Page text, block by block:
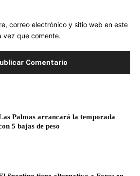
correo electrónico y sitio web en este
vez que comente.
Palmas arrancará la temporada
5 bajas de peso